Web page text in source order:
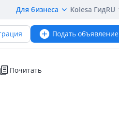
Для бизнеса Kolesa ГидRU
Подать объявление
Почитать